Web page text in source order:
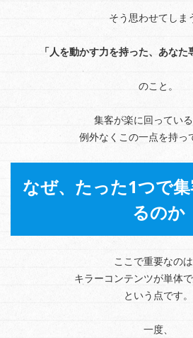
そう思わせてしま
「人を動かす力を持った、あなた
のこと。
集客が楽に回っている
例外なくこの一点を持っ
なぜ、たった1つで
るのか
ここで重要なのは
キラーコンテンツが単体
という点です。
一度、